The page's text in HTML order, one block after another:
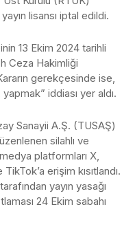
lisansı iptal edildi.
13 Ekim 2024 tarihli
Ceza Hakimliği
gerekçesinde ise,
iddiası yer aldı.
Sanayii A.Ş. (TUSAŞ)
silahlı ve
medya platformları X,
erişim kısıtlandı.
yayın yasağı
24 Ekim sabahı